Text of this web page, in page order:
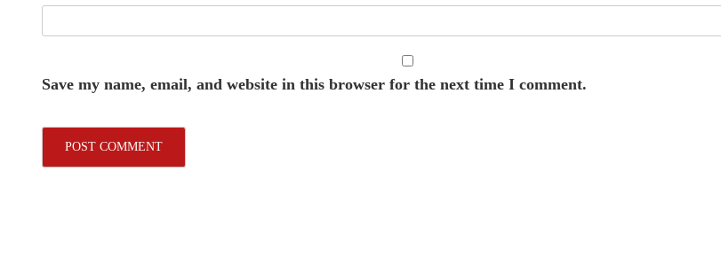
Save my name, email, and website in this browser for the next time I comment.